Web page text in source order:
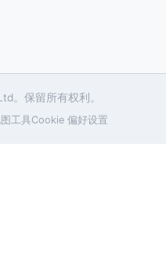
。保留所有权利。
工具Cookie 偏好设置